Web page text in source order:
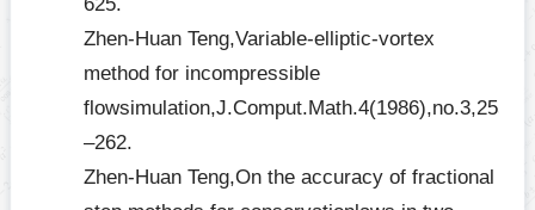
625.
Zhen-Huan Teng,Variable-elliptic-vortex
method for incompressible
flowsimulation,J.Comput.Math.4(1986),no.3,255
–262.
Zhen-Huan Teng,On the accuracy of fractional